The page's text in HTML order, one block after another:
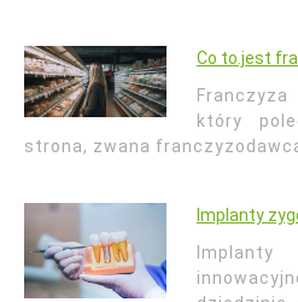
Co to.jest
który
strona, zwana
Implanty